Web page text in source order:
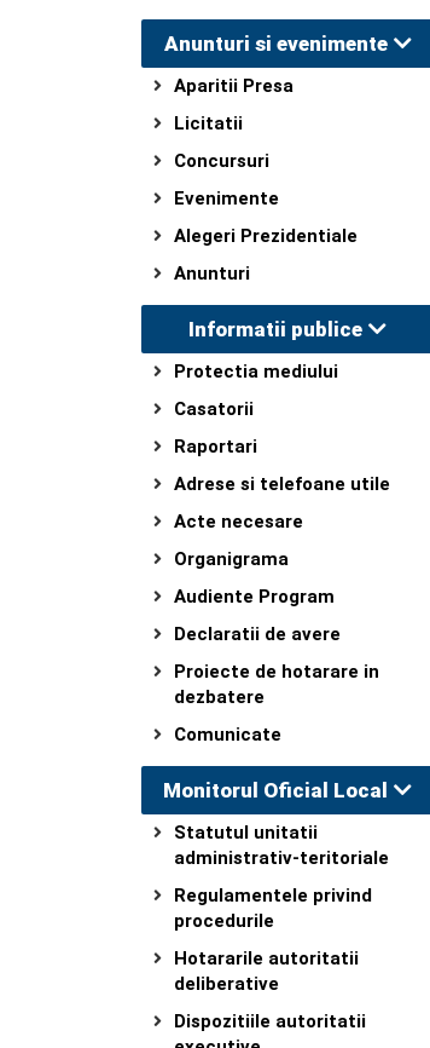
Anunturi si evenimente
Aparitii Presa
Licitatii
Concursuri
Evenimente
Alegeri Prezidentiale
Anunturi
Informatii publice
Protectia mediului
Casatorii
Raportari
Adrese si telefoane utile
Acte necesare
Organigrama
Audiente Program
Declaratii de avere
Proiecte de hotarare in
dezbatere
Comunicate
Monitorul Oficial Local
Statutul unitatii
administrativ-teritoriale
Regulamentele privind
procedurile
Hotararile autoritatii
deliberative
Dispozitiile autoritatii